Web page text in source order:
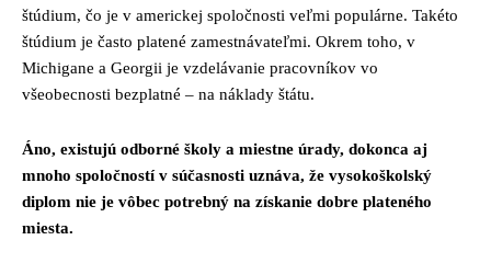
štúdium, čo je v americkej spoločnosti veľmi populárne. Takéto
štúdium je často platené zamestnávateľmi. Okrem toho, v
Michigane a Georgii je vzdelávanie pracovníkov vo
všeobecnosti bezplatné – na náklady štátu.
Áno, existujú odborné školy a miestne úrady, dokonca aj
mnoho spoločností v súčasnosti uznáva, že vysokoškolský
diplom nie je vôbec potrebný na získanie dobre plateného
miesta.